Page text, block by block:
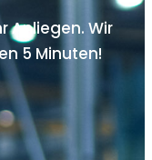
Anliegen. Wir
5 Minuten!